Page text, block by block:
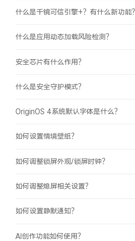
什么是千镜可信引擎+？有什么新功能？
什么是应用动态加载风险检测？
安全芯片有什么作用？
什么是安全守护模式？
OriginOS 4系统默认字体是什么？
如何设置情境壁纸？
如何调整锁屏外观/锁屏时钟？
如何调整熄屏相关设置？
如何设置静默通知？
AI创作功能如何使用？